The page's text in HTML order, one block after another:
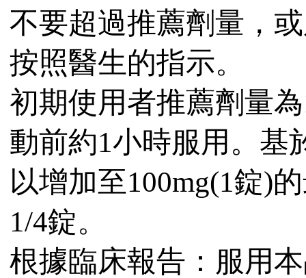
不要超過推薦劑量，
按照醫生的指示。
初期使用者推薦劑量
動前約1小時服用。基
以增加至100mg(1錠)
1/4錠。
根據臨床報告：服用